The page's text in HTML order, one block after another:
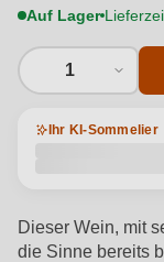
Auf Lager
1
Ihr KI-Sommelier
Dieser Wein, mit
die Sinne bereits